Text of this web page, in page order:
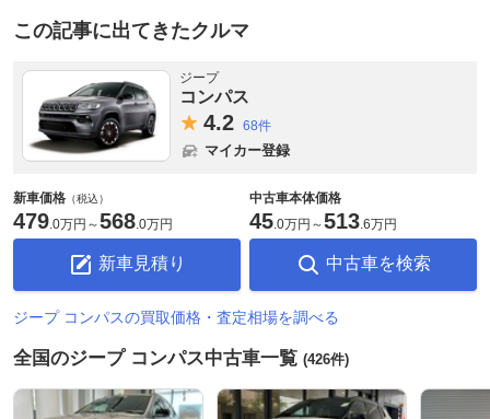
この記事に出てきたクルマ
ジープ
コンパス
4.2 68件
マイカー登録
新車価格 （税込）
479.0万円 ～568.0万円
新車見積り
中古車本体価格
45.0万円 ～513.6万円
中古車を検索
ジープ コンパスの買取価格・査定相場を調べる
全国のジープ コンパス中古車一覧 (426件)